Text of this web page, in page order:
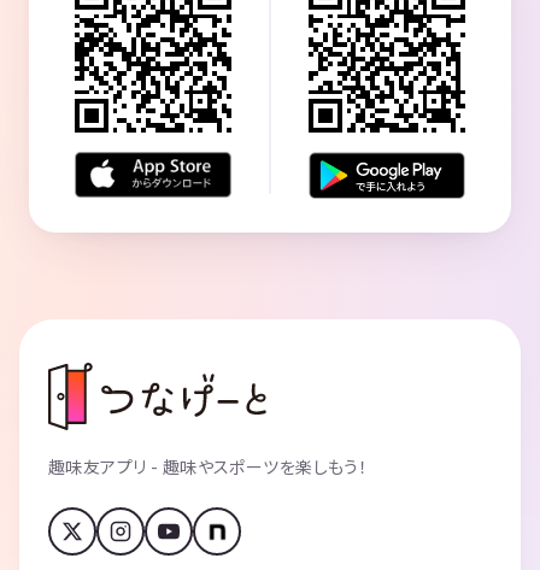
趣味友アプリ - 趣味やスポーツを楽しもう！